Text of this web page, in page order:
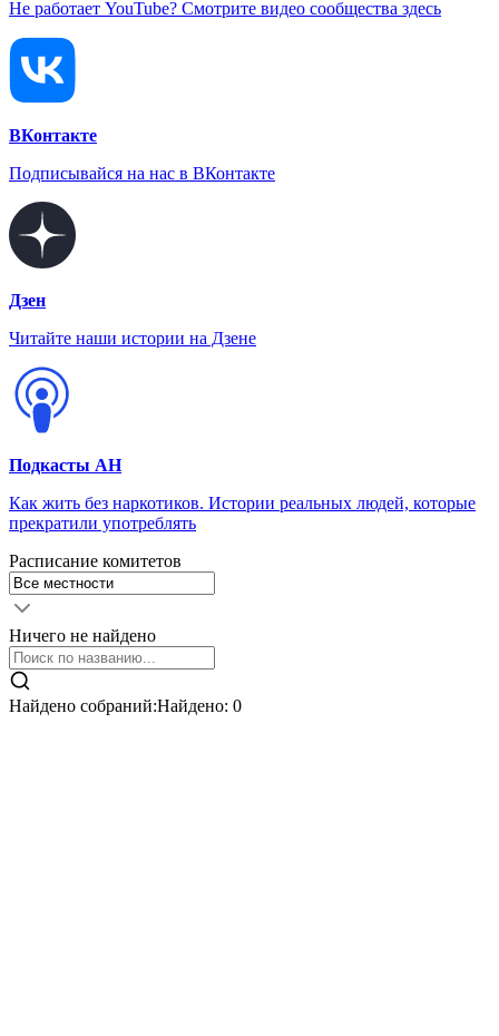
Не работает YouTube? Смотрите видео сообщества здесь
ВКонтакте
Подписывайся на нас в ВКонтакте
Дзен
Читайте наши истории на Дзене
Подкасты АН
Как жить без наркотиков. Истории реальных людей, которые
прекратили употреблять
Расписание комитетов
Ничего не найдено
Найдено собраний:Найдено: 0